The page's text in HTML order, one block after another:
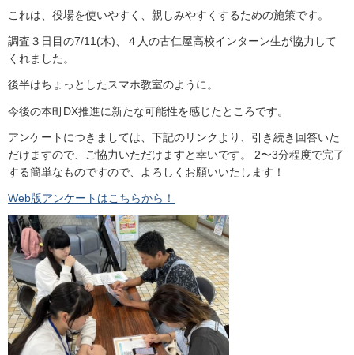
これは、役場を使いやすく、親しみやすくするための施策です。
調査３日目の7/11(木)、４人の古仁屋高校インターン生が協力して
くれました。
後半はちょっとしたスマホ教室のように。
今後の本町DX推進に新たな可能性を感じたところです。
アンケートにつきましては、下記のリンクより、引き続き回答いた
だけますので、ご協力いただけますと幸いです。 2〜3分程度で完了
する簡単なものですので、よろしくお願いいたします！
Web版アンケートはこちらから！